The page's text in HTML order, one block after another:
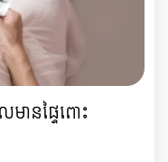
មានផ្ទៃពោះ